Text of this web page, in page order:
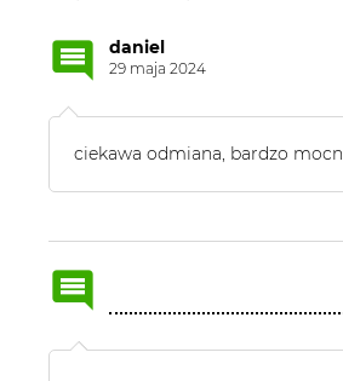
daniel
29 maja 2024
ciekawa odmiana, bardzo